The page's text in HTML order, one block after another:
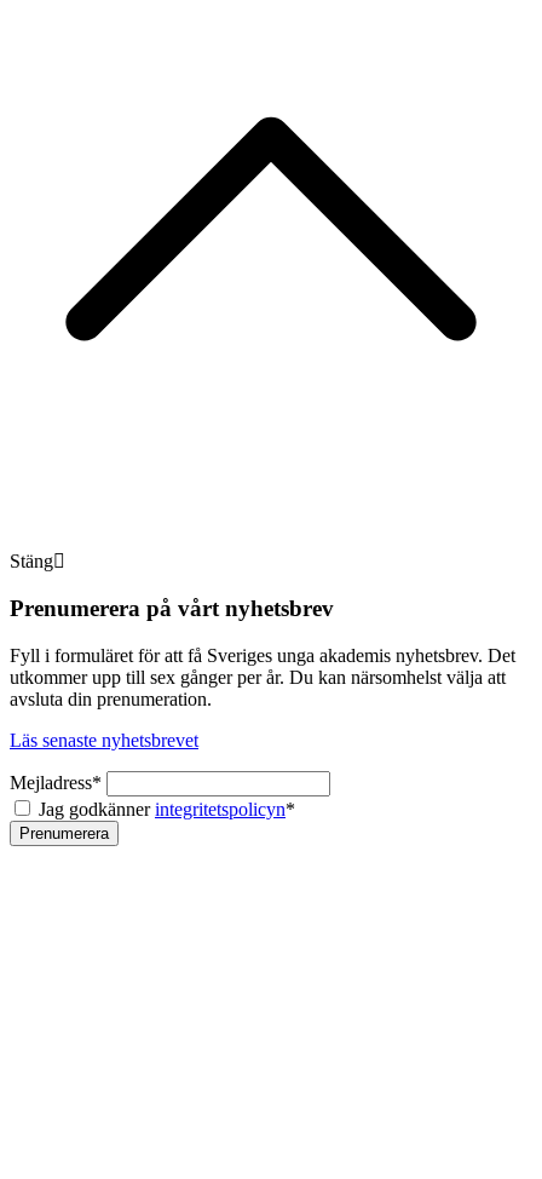
Stäng
Prenumerera på vårt nyhetsbrev
Fyll i formuläret för att få Sveriges unga akademis nyhetsbrev. Det
utkommer upp till sex gånger per år. Du kan närsomhelst välja att
avsluta din prenumeration.
Läs senaste nyhetsbrevet
Mejladress*
Jag godkännerintegritetspolicyn*
Prenumerera